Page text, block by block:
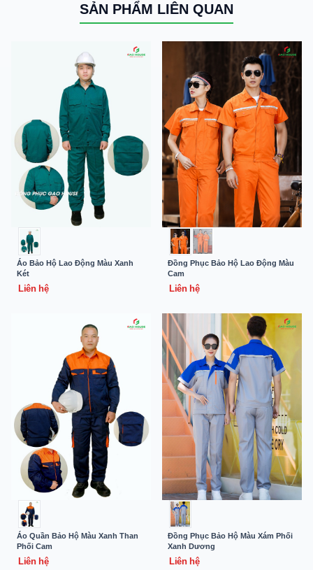
SẢN PHẨM LIÊN QUAN
Áo Bảo Hộ Lao Động Màu Xanh
Két
Liên hệ
Đồng Phục Bảo Hộ Lao Động Màu
Cam
Liên hệ
Áo Quần Bảo Hộ Màu Xanh Than
Phối Cam
Liên hệ
Đồng Phục Bảo Hộ Màu Xám Phối
Xanh Dương
Liên hệ